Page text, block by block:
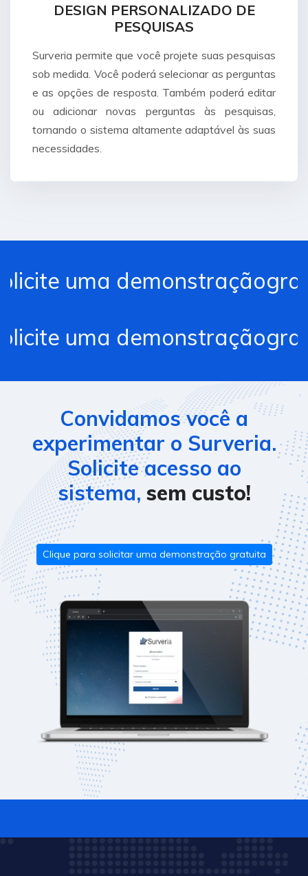
DESIGN PERSONALIZADO DE
PESQUISAS
Surveria permite que você projete suas pesquisas
sob medida. Você poderá selecionar as perguntas
e as opções de resposta. Também poderá editar
ou adicionar novas perguntas às pesquisas,
tornando o sistema altamente adaptável às suas
necessidades.
uma
uma
Convidamos você a
experimentar o Surveria.
Solicite acesso ao
sistema, sem custo!
Clique para solicitar uma demonstração gratuita